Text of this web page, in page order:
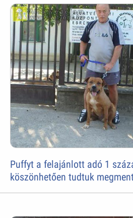
Puffyt a felajánlott adó 1
köszönhetően tudtuk